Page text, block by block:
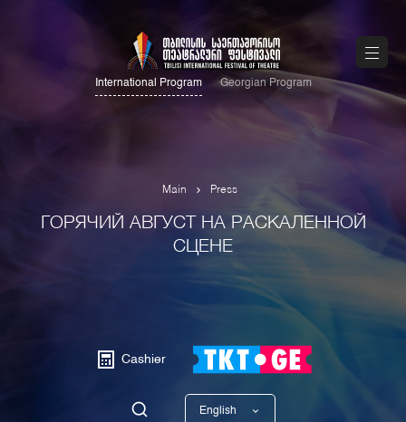
International Program Georgian Program
Main Press
ГОРЯЧИЙ АВГУСТ НА РАСКАЛЕННОЙ
СЦЕНЕ
Cashier
English